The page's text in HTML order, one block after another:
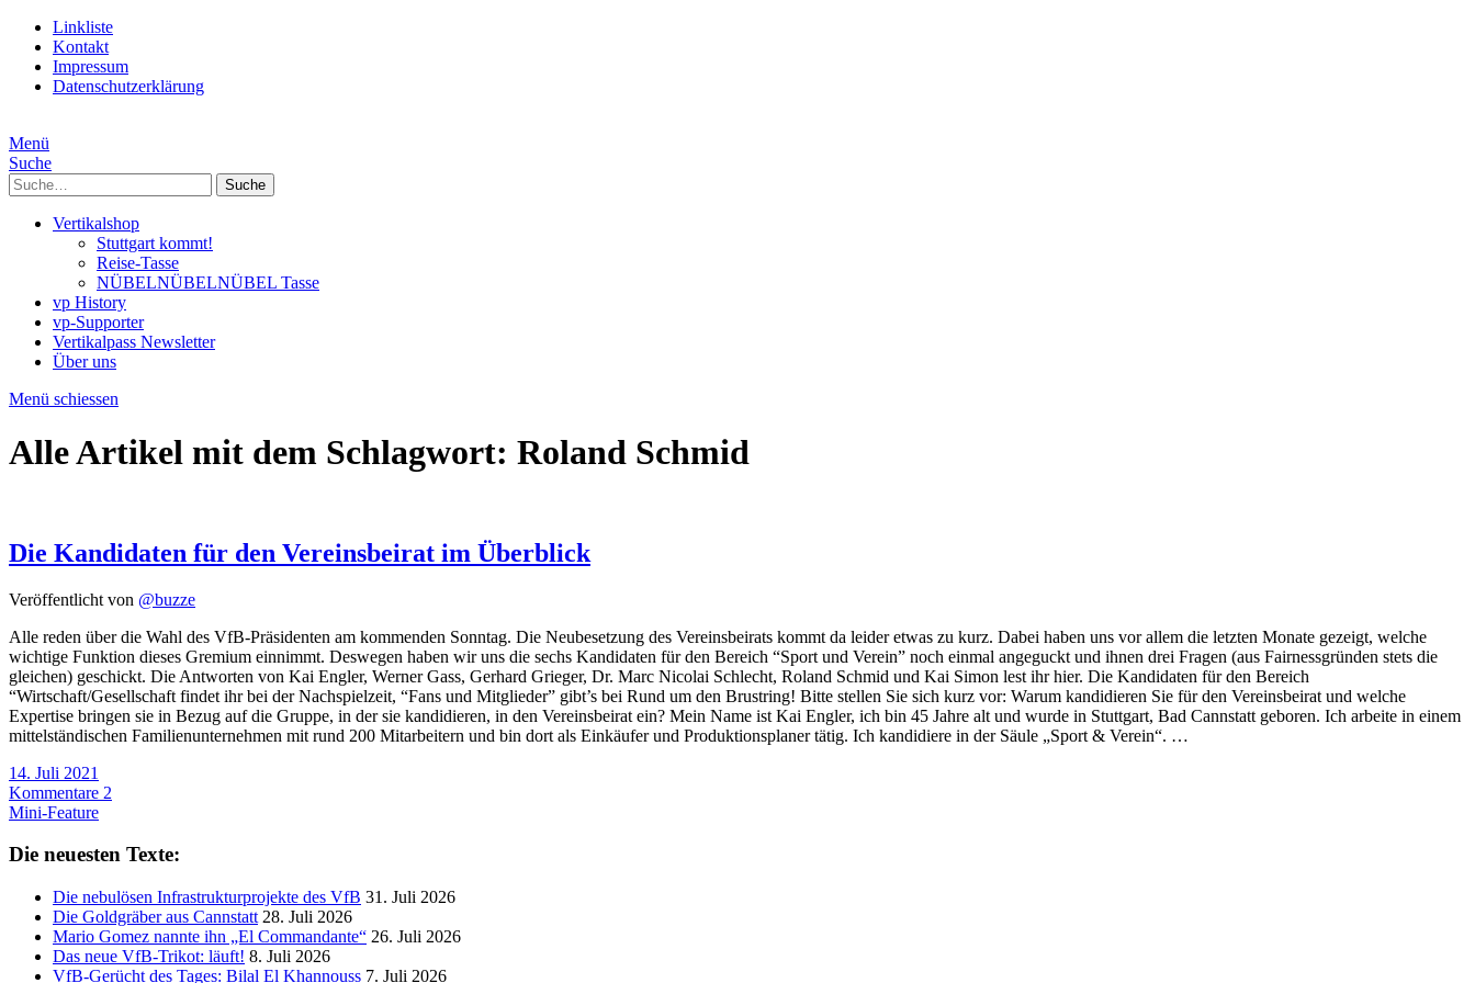
Linkliste
Kontakt
Impressum
Datenschutzerklärung
Menü
Suche
Suche
Vertikalshop
Stuttgart kommt!
Reise-Tasse
NÜBELNÜBELNÜBEL Tasse
vp History
vp-Supporter
Vertikalpass Newsletter
Über uns
Menü schiessen
Alle Artikel mit dem Schlagwort: Roland Schmid
Die Kandidaten für den Vereinsbeirat im Überblick
Veröffentlicht von @buzze
Alle reden über die Wahl des VfB-Präsidenten am kommenden Sonntag. Die Neubesetzung des Vereinsbeirats kommt da leider etwas zu kurz. Dabei haben uns vor allem die letzten Monate gezeigt, welche
wichtige Funktion dieses Gremium einnimmt. Deswegen haben wir uns die sechs Kandidaten für den Bereich “Sport und Verein” noch einmal angeguckt und ihnen drei Fragen (aus Fairnessgründen stets die
gleichen) geschickt. Die Antworten von Kai Engler, Werner Gass, Gerhard Grieger, Dr. Marc Nicolai Schlecht, Roland Schmid und Kai Simon lest ihr hier. Die Kandidaten für den Bereich
“Wirtschaft/Gesellschaft findet ihr bei der Nachspielzeit, “Fans und Mitglieder” gibt’s bei Rund um den Brustring! Bitte stellen Sie sich kurz vor: Warum kandidieren Sie für den Vereinsbeirat und welche
Expertise bringen sie in Bezug auf die Gruppe, in der sie kandidieren, in den Vereinsbeirat ein? Mein Name ist Kai Engler, ich bin 45 Jahre alt und wurde in Stuttgart, Bad Cannstatt geboren. Ich arbeite in einem
mittelständischen Familienunternehmen mit rund 200 Mitarbeitern und bin dort als Einkäufer und Produktionsplaner tätig. Ich kandidiere in der Säule „Sport & Verein“. …
14. Juli 2021
Kommentare 2
Mini-Feature
Die neuesten Texte:
Die nebulösen Infrastrukturprojekte des VfB 31. Juli 2026
Die Goldgräber aus Cannstatt 28. Juli 2026
Mario Gomez nannte ihn „El Commandante“ 26. Juli 2026
Das neue VfB-Trikot: läuft! 8. Juli 2026
VfB-Gerücht des Tages: Bilal El Khannouss 7. Juli 2026